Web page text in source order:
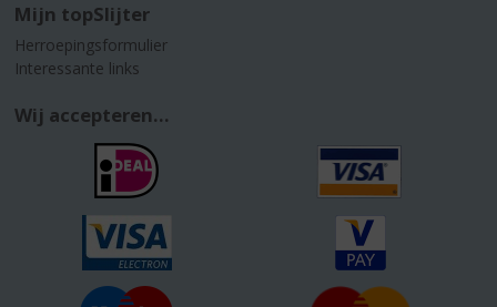
Mijn topSlijter
Herroepingsformulier
Interessante links
Wij accepteren...